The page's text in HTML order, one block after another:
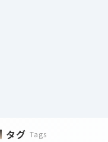
タグ Tags